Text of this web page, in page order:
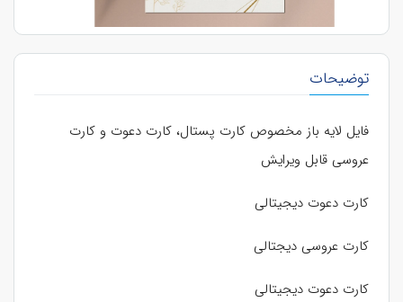
توضیحات
فایل لایه باز مخصوص کارت پستال، کارت دعوت و کارت
عروسی قابل ویرایش
کارت دعوت دیجیتالی
کارت عروسی دیجتالی
کارت دعوت دیجیتالی